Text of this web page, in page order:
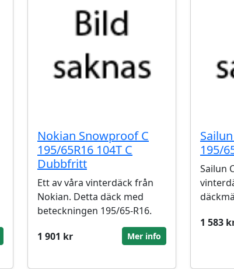
Nokian Snowproof C
195/65R16 104T C
Dubbfritt
Ett av våra vinterdäck från
Nokian. Detta däck med
beteckningen 195/65-R16.
1 901 kr
Mer info
195/
Sailun
1 583